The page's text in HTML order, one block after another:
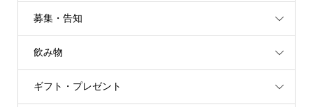
募集・告知
飲み物
ギフト・プレゼント